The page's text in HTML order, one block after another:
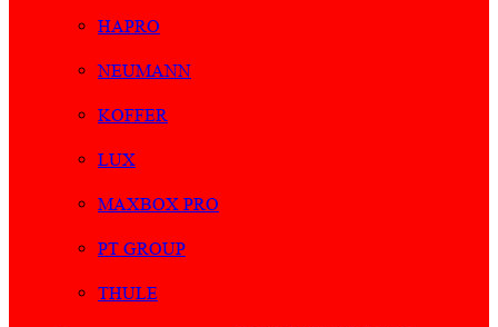
HAPRO
NEUMANN
KOFFER
LUX
MAXBOX PRO
PT GROUP
THULE